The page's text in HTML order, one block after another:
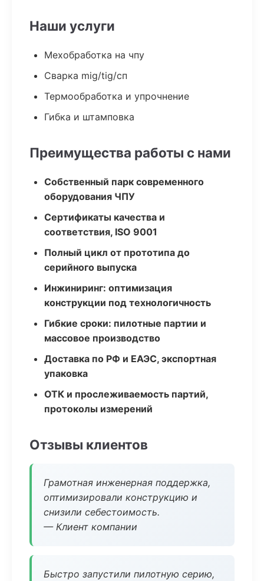
Наши услуги
Мехобработка на чпу
Сварка mig/tig/сп
Термообработка и упрочнение
Гибка и штамповка
Преимущества работы с нами
Собственный парк современного
оборудования ЧПУ
Сертификаты качества и
соответствия, ISO 9001
Полный цикл от прототипа до
серийного выпуска
Инжиниринг: оптимизация
конструкции под технологичность
Гибкие сроки: пилотные партии и
массовое производство
Доставка по РФ и ЕАЭС, экспортная
упаковка
ОТК и прослеживаемость партий,
протоколы измерений
Отзывы клиентов
Грамотная инженерная поддержка,
оптимизировали конструкцию и
снизили себестоимость.
— Клиент компании
Быстро запустили пилотную серию,